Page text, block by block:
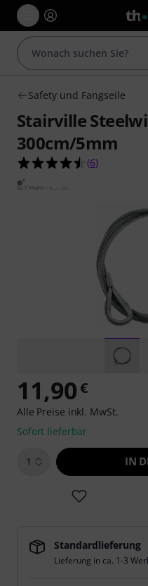
Safety und Fangseile
Stairville
300cm/5mm
4.5 von 5
(6)
11,90€
Alle Preise inkl. MwSt.
Sofort lieferbar
1 IN
Standardlieferung
Lieferung in ca. 1-3